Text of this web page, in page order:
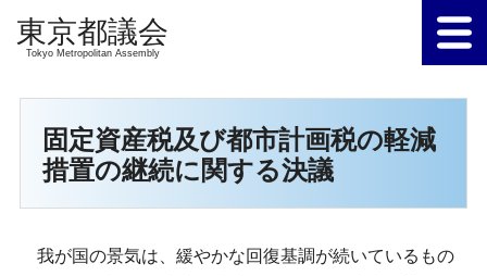
Tokyo Metropolitan Assembly
固定資産税及び都市計画税の軽減
措置の継続に関する決議
我が国の景気は、緩やかな回復基調が続いているもの